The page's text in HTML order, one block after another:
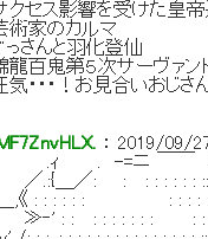
クセス影響を受けた皇
術家のカルマ
っさんと羽化登仙
龍百鬼第５次サーヴァン
気・・・！お見合いおじ
：2019/09/
. -=ニ ￣￣
.:{＿／: : : : : : : :
《 : : : : : : : : : :
: : : : : : : : : : : : : : :